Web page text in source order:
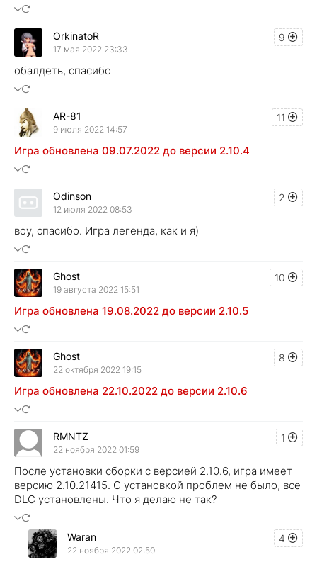
9
OrkinatoR
17 мая 2022 23:33
обалдеть, спасибо
11
AR-81
9 июля 2022 14:57
Игра обновлена 09.07.2022 до версии 2.10.4
2
Odinson
12 июля 2022 08:53
воу, спасибо. Игра легенда, как и я)
10
Ghost
19 августа 2022 15:51
Игра обновлена 19.08.2022 до версии 2.10.5
8
Ghost
22 октября 2022 19:15
Игра обновлена 22.10.2022 до версии 2.10.6
1
RMNTZ
22 ноября 2022 01:59
После установки сборки с версией 2.10.6, игра имеет
версию 2.10.21415. С установкой проблем не было, все
DLC установлены. Что я делаю не так?
4
Waran
22 ноября 2022 02:50